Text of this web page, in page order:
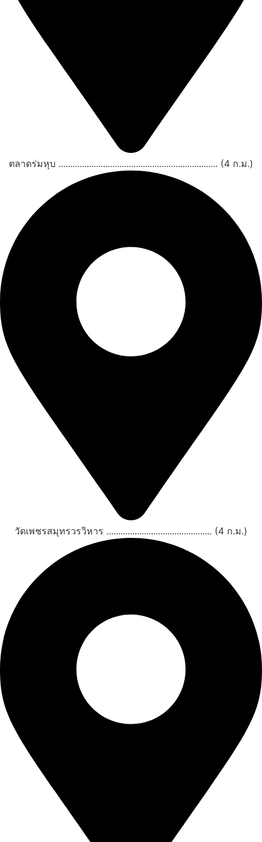
ตลาดร่มหุบ .................................................................... (4 ก.ม.)
วัดเพชรสมุทรวรวิหาร ............................................. (4 ก.ม.)